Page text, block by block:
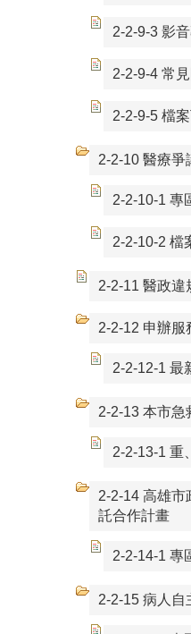
2-2-9-3 影
2-2-9-4 常
2-2-9-5 檔
2-2-10 醫療爭
2-2-10-1 專
2-2-10-2 檔
2-2-11 醫政違
2-2-12 申辦服
2-2-12-1 最
2-2-13 本市急
2-2-13-1 重
2-2-14 高雄市
託合作計畫
2-2-14-1 專
2-2-15 病人自